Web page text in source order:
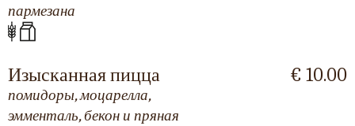
пармезана
Изысканная пицца
помидоры, моцарелла,
эмменталь, бекон и пряная
€ 10.00